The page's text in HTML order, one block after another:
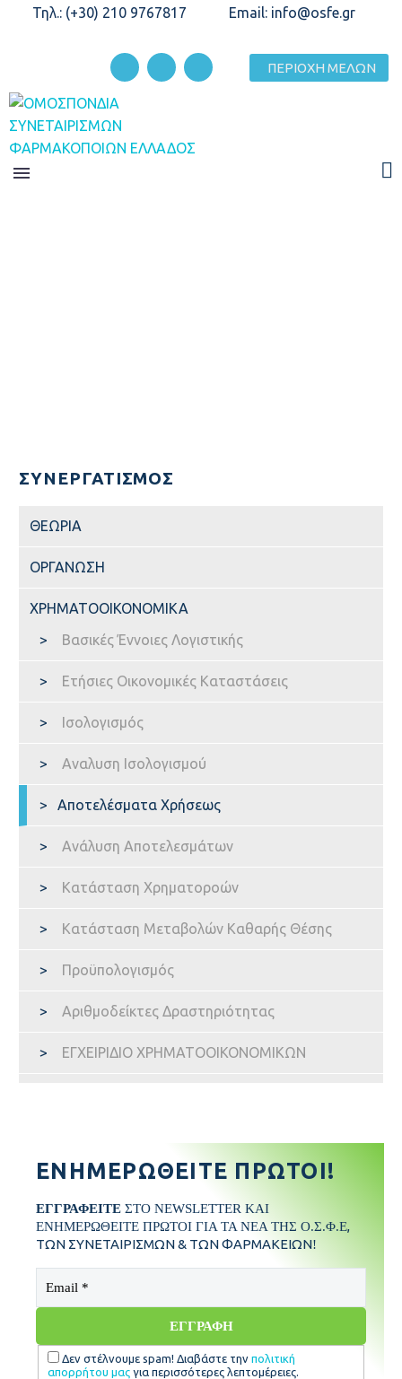
Τηλ.: (+30) 210 9767817 Email: info@osfe.gr
ΠΕΡΙΟΧΗ ΜΕΛΩΝ
ΣΥΝΕΤΑΙΡΙΣΤΙΚΆ ΝΈΑ
ΚΑΤΑΣΤΑΤΙΚΌ
ΙΣΤΟΡΊΑ
ΣΚΟΠΟΣ – ΌΡΑΜΑ
ΑΞΙΕΣ – ΑΡΧΕΣ
ΣΥΣΤΆΣΕΙΣ
ΟΡΓΑΝΌΓΡΑΜΜΑ
ΣΥΝΈΔΡΙΟ
ΓΕΝΙΚΉ ΣΥΝΈΛΕΥΣΗ
ΣΥΝΕΡΓΑΤΙΣΜΟΣ
ΘΕΩΡΙΑ
ΟΡΓΑΝΩΣΗ
ΧΡΗΜΑΤΟΟΙΚΟΝΟΜΙΚΑ
Βασικές Έννοιες Λογιστικής
Ετήσιες Οικονομικές Καταστάσεις
Ισολογισμός
Αναλυση Ισολογισμού
Αποτελέσματα Χρήσεως
Ανάλυση Αποτελεσμάτων
Κατάσταση Χρηματοροών
Κατάσταση Μεταβολών Καθαρής Θέσης
Προϋπολογισμός
Αριθμοδείκτες Δραστηριότητας
ΕΓΧΕΙΡΙΔΙΟ ΧΡΗΜΑΤΟΟΙΚΟΝΟΜΙΚΩΝ
ΕΝΗΜΕΡΩΘΕΊΤΕ ΠΡΏΤΟΙ!
ΕΓΓΡΑΦΕΙΤΕ ΣΤΟ NEWSLETTER ΚΑΙ
ΕΝΗΜΕΡΩΘΕΙΤΕ ΠΡΩΤΟΙ ΓΙΑ ΤΑ ΝΕΑ ΤΗΣ Ο.Σ.Φ.Ε,
ΤΩΝ ΣΥΝΕΤΑΙΡΙΣΜΩΝ & ΤΩΝ ΦΑΡΜΑΚΕΙΩΝ!
Δεν στέλνουμε spam! Διαβάστε την πολιτική
απορρήτου μας για περισσότερες λεπτομέρειες.